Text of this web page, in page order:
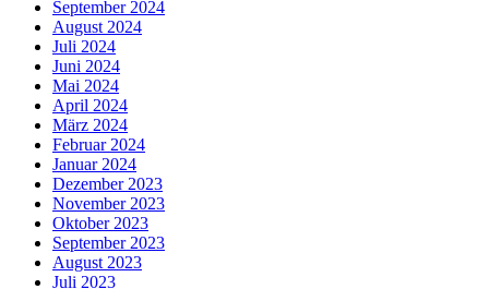
September 2024
August 2024
Juli 2024
Juni 2024
Mai 2024
April 2024
März 2024
Februar 2024
Januar 2024
Dezember 2023
November 2023
Oktober 2023
September 2023
August 2023
Juli 2023